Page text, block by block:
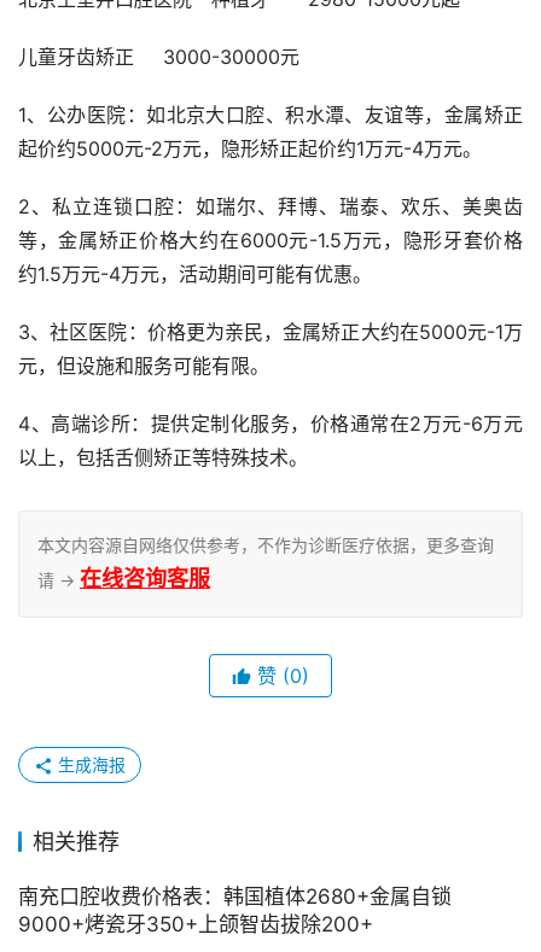
1、公办医院：如北京大口腔、积水潭、友谊等，金属矫正
起价约5000元-2万元，隐形矫正起价约1万元-4万元。
2、私立连锁口腔：如瑞尔、拜博、瑞泰、欢乐、美奥齿
等，金属矫正价格大约在6000元-1.5万元，隐形牙套价格
约1.5万元-4万元，活动期间可能有优惠。
3、社区医院：价格更为亲民，金属矫正大约在5000元-1万
元，但设施和服务可能有限。
4、高端诊所：提供定制化服务，价格通常在2万元-6万元
以上，包括舌侧矫正等特殊技术。
本文内容源自网络仅供参考，不作为诊断医疗依据，更多查询
请 → 在线咨询客服
赞 (0)
生成海报
相关推荐
南充口腔收费价格表：韩国植体2680+金属自锁
9000+烤瓷牙350+上颌智齿拔除200+